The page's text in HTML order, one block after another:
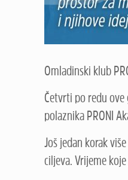
Omladinski klub
Četvrti po redu ove
polaznika PRONI
Još jedan korak
ciljeva. Vrijeme